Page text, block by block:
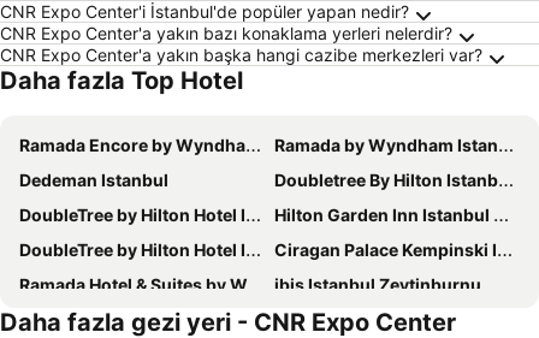
CNR Expo Center'i İstanbul'de popüler yapan nedir?
CNR Expo Center'a yakın bazı konaklama yerleri nelerdir?
CNR Expo Center'a yakın başka hangi cazibe merkezleri var?
Daha fazla Top Hotel
Ramada Encore by Wyndham Istanbul Bayrampasa
Ramada by Wyndham Istanbul Golden Horn
Dedeman Istanbul
Doubletree By Hilton Istanbul Topkapı
DoubleTree by Hilton Hotel Istanbul - Moda
Hilton Garden Inn Istanbul Ataturk Airport
DoubleTree by Hilton Hotel Istanbul - Piyalepasa
Ciragan Palace Kempinski Istanbul
Ramada Hotel & Suites by Wyndham Istanbul Merter
ibis Istanbul Zeytinburnu
Swissotel The Bosphorus Istanbul
Renaissance Istanbul Polat Bosphorus Hotel
Daha fazla gezi yeri - CNR Expo Center